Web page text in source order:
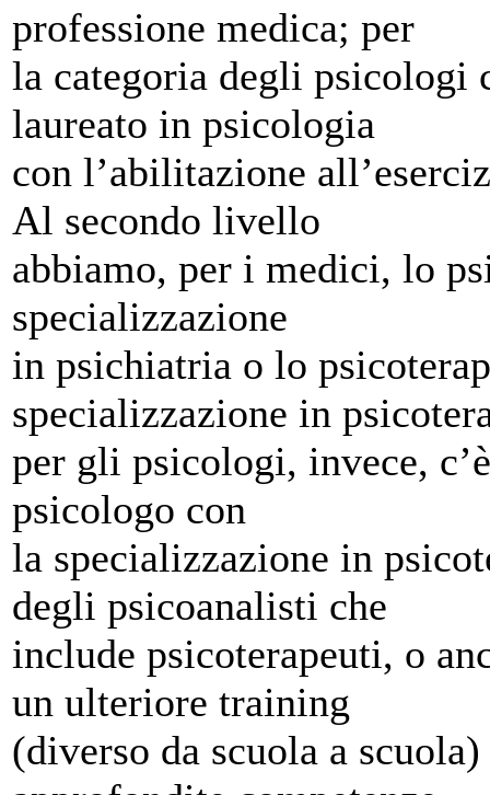
professione medica; per
la categoria degli psicologi
laureato in psicologia
con l’abilitazione
Al secondo livello
abbiamo, per i medici, lo
specializzazione
in psichiatria o lo
specializzazione in
per gli psicologi, invece,
psicologo con
la specializzazione in
degli psicoanalisti che
include psicoterapeuti, o
un ulteriore training
(diverso da scuola a